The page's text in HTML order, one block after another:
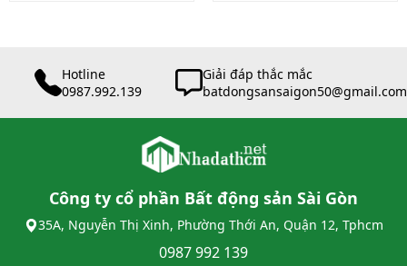
Hotline
0987.992.139
Giải đáp thắc mắc
batdongsansaigon50@gmail.com
Công ty cổ phần Bất động sản Sài Gòn
35A, Nguyễn Thị Xinh, Phường Thới An, Quận 12, Tphcm
0987 992 139